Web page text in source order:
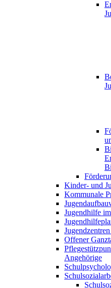
Kinder- und
Kommunale
Jugendhilfe
Offener
Angehörige